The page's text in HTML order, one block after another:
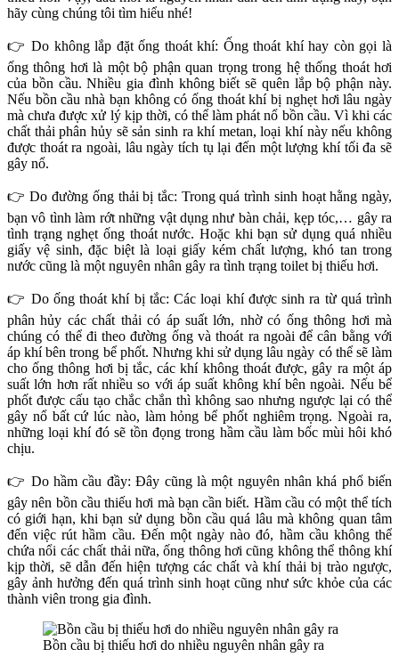
hãy cùng chúng tôi tìm hiểu nhé!
👉 Do không lắp đặt ống thoát khí: Ống thoát khí hay còn gọi là
ống thông hơi là một bộ phận quan trọng trong hệ thống thoát hơi
của bồn cầu. Nhiều gia đình không biết sẽ quên lắp bộ phận này.
Nếu bồn cầu nhà bạn không có ống thoát khí bị nghẹt hơi lâu ngày
mà chưa được xử lý kịp thời, có thể làm phát nổ bồn cầu. Vì khi các
chất thải phân hủy sẽ sản sinh ra khí metan, loại khí này nếu không
được thoát ra ngoài, lâu ngày tích tụ lại đến một lượng khí tối đa sẽ
gây nổ.
👉 Do đường ống thải bị tắc: Trong quá trình sinh hoạt hằng ngày,
bạn vô tình làm rớt những vật dụng như bàn chải, kẹp tóc,… gây ra
tình trạng nghẹt ống thoát nước. Hoặc khi bạn sử dụng quá nhiều
giấy vệ sinh, đặc biệt là loại giấy kém chất lượng, khó tan trong
nước cũng là một nguyên nhân gây ra tình trạng toilet bị thiếu hơi.
👉 Do ống thoát khí bị tắc: Các loại khí được sinh ra từ quá trình
phân hủy các chất thải có áp suất lớn, nhờ có ống thông hơi mà
chúng có thể đi theo đường ống và thoát ra ngoài để cân bằng với
áp khí bên trong bể phốt. Nhưng khi sử dụng lâu ngày có thể sẽ làm
cho ống thông hơi bị tắc, các khí không thoát được, gây ra một áp
suất lớn hơn rất nhiều so với áp suất không khí bên ngoài. Nếu bể
phốt được cấu tạo chắc chắn thì không sao nhưng ngược lại có thể
gây nổ bất cứ lúc nào, làm hỏng bể phốt nghiêm trọng. Ngoài ra,
những loại khí đó sẽ tồn đọng trong hầm cầu làm bốc mùi hôi khó
chịu.
👉 Do hầm cầu đầy: Đây cũng là một nguyên nhân khá phổ biến
gây nên bồn cầu thiếu hơi mà bạn cần biết. Hầm cầu có một thể tích
có giới hạn, khi bạn sử dụng bồn cầu quá lâu mà không quan tâm
đến việc rút hầm cầu. Đến một ngày nào đó, hầm cầu không thể
chứa nổi các chất thải nữa, ống thông hơi cũng không thể thông khí
kịp thời, sẽ dẫn đến hiện tượng các chất và khí thải bị trào ngược,
gây ảnh hưởng đến quá trình sinh hoạt cũng như sức khỏe của các
thành viên trong gia đình.
Bồn cầu bị thiếu hơi do nhiều nguyên nhân gây ra